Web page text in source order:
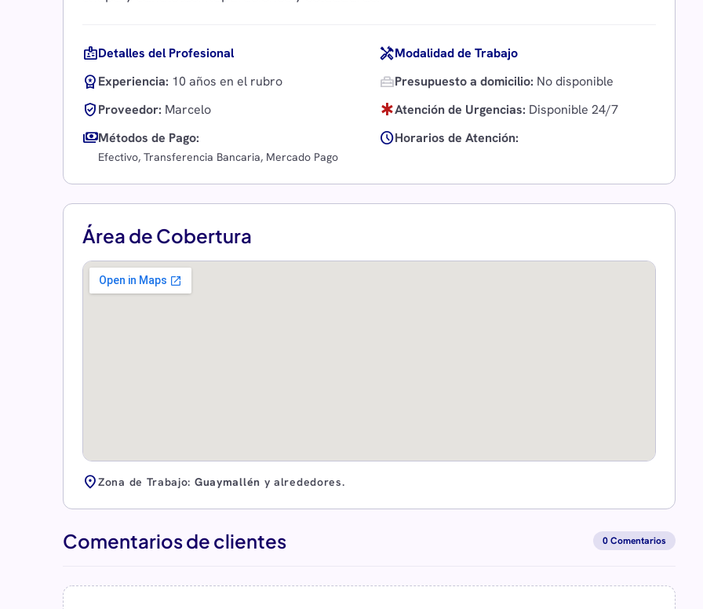
badgeDetalles del Profesional
workspace_premiumExperiencia: 10 años en el rubro
verified_userProveedor: Marcelo
paymentsMétodos de Pago:
Efectivo, Transferencia Bancaria, Mercado Pago
handymanModalidad de Trabajo
home_repair_servicePresupuesto a domicilio: No disponible
emergencyAtención de Urgencias: Disponible 24/7
scheduleHorarios de Atención:
Área de Cobertura
location_onZona de Trabajo: Guaymallén y alrededores.
Comentarios de clientes 0 Comentarios